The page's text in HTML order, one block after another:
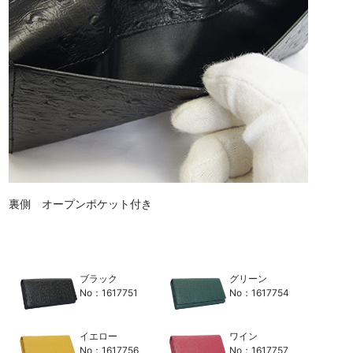
裏側 オープンポケット付き
ブラック
No：1617751
グリーン
No：1617754
イエロー
No：1617756
ワイン
No：1617757